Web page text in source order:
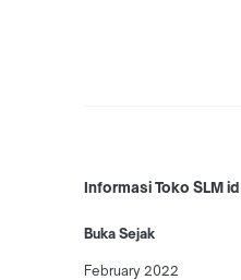
Informasi Toko SLM id
Buka Sejak
February 2022